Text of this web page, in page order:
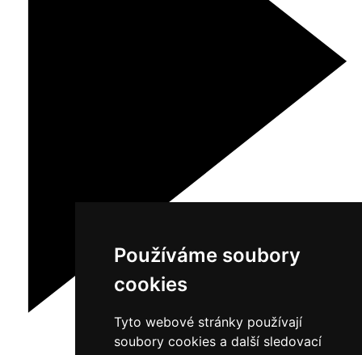
Používáme soubory
cookies
Tyto webové stránky používají
soubory cookies a další sledovací